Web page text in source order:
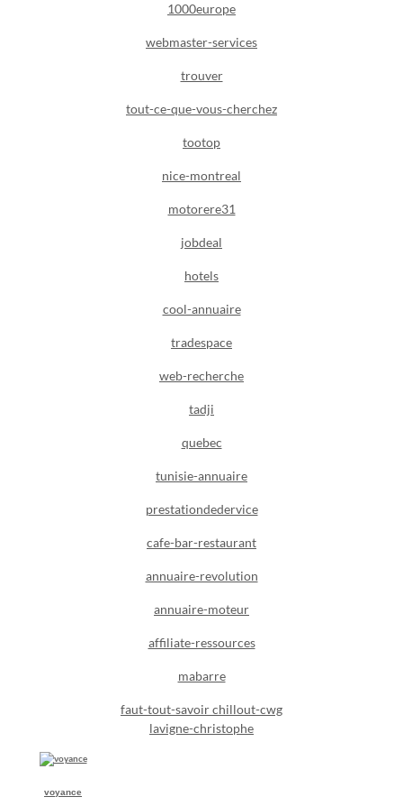
1000europe
webmaster-services
trouver
tout-ce-que-vous-cherchez
tootop
nice-montreal
motorere31
jobdeal
hotels
cool-annuaire
tradespace
web-recherche
tadji
quebec
tunisie-annuaire
prestationdedervice
cafe-bar-restaurant
annuaire-revolution
annuaire-moteur
affiliate-ressources
mabarre
faut-tout-savoirchillout-cwg
lavigne-christophe
voyance